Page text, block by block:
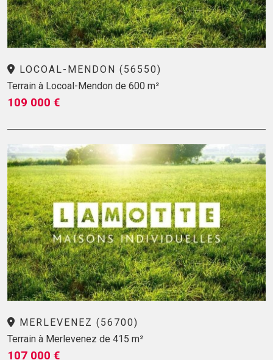
LOCOAL-MENDON (56550)
Terrain à Locoal-Mendon de 600 m²
109 000 €
MERLEVENEZ (56700)
Terrain à Merlevenez de 415 m²
107 000 €